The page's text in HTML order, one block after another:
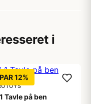
i
12%
Tavle på ben